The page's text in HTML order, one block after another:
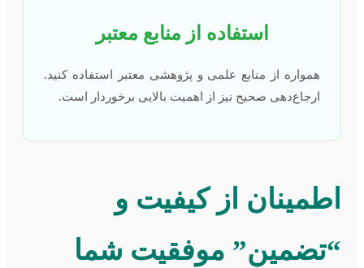
استفاده از منابع معتبر
همواره از منابع علمی و پژوهشی معتبر استفاده کنید.
ارجاع‌دهی صحیح نیز از اهمیت بالایی برخوردار است.
اطمینان از کیفیت و
“تضمین” موفقیت شما